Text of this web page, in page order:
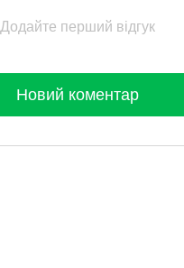
Додайте перший відгук
Новий коментар